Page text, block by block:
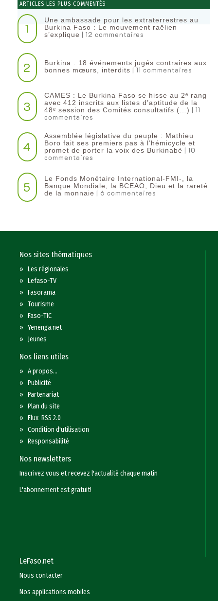
ARTICLES LES PLUS COMMENTÉS
1
Une ambassade pour les extraterrestres au
Burkina Faso : Le mouvement raëlien
s’explique | 12 commentaires
2
Burkina : 18 événements jugés contraires aux
bonnes mœurs, interdits | 11 commentaires
3
CAMES : Le Burkina Faso se hisse au 2ᵉ rang
avec 412 inscrits aux listes d’aptitude de la
48ᵉ session des Comités consultatifs (…) | 11
commentaires
4
Assemblée législative du peuple : Mathieu
Boro fait ses premiers pas à l’hémicycle et
promet de porter la voix des Burkinabè | 10
commentaires
5
Le Fonds Monétaire International-FMI-, la
Banque Mondiale, la BCEAO, Dieu et la rareté
de la monnaie | 6 commentaires
Nos sites thématiques
»Les régionales
»Lefaso-TV
»Fasorama
»Tourisme
»Faso-TIC
»Yenenga.net
» Jeunes
Nos liens utiles
»A propos...
»Publicité
»Partenariat
»Plan du site
»Flux RSS 2.0
»Condition d'utilisation
»Responsabilité
Nos newsletters
Inscrivez vous et recevez l'actualité chaque matin
L'abonnement est gratuit!
LeFaso.net
Nous contacter
Nos applications mobiles